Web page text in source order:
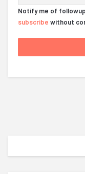
Notify me of
subscribe without